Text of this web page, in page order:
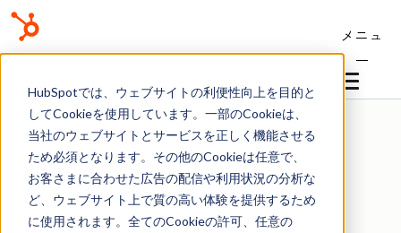
HubSpotでは、ウェブサイトの利便性向上を目的と
してCookieを使用しています。一部のCookieは、
当社のウェブサイトとサービスを正しく機能させる
ため必須となります。その他のCookieは任意で、
お客さまに合わせた広告の配信や利用状況の分析な
ど、ウェブサイト上で質の高い体験を提供するため
に使用されます。全てのCookieの許可、任意の
メニュ
ー
ナレッジベース
ワークフロー